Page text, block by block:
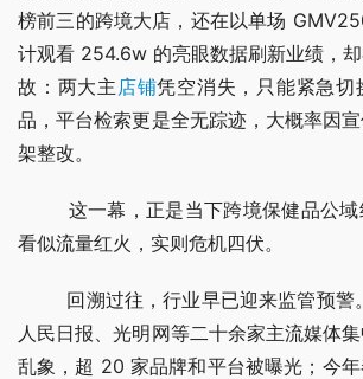
榜前三的跨境大店，还在以单场
计观看 254.6w 的亮眼数据刷新业绩，
故：两大主 店铺凭空消失，只能紧急切
品，平台检索更是全无踪迹，大概率因
架整改。
这一幕，正是当下跨境保健品公域
看似流量红火，实则危机四伏。
回溯过往，行业早已迎来监管预警
人民日报、光明网等二十余家主流媒体
乱象，超 20 家品牌和平台被曝光；今